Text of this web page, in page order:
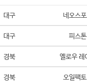
대구 네오스
대구 피스톤
경북 옐로우 레
경북 오일팩